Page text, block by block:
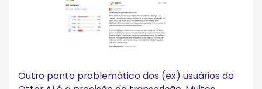
Outro ponto problemático dos (ex) usuários do